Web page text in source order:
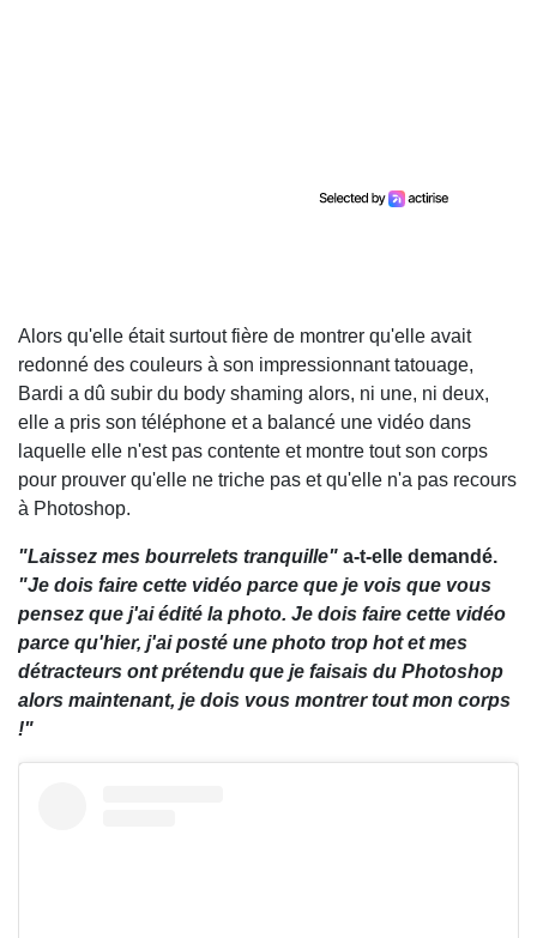
Alors qu'elle était surtout fière de montrer qu'elle avait
redonné des couleurs à son impressionnant tatouage,
Bardi a dû subir du body shaming alors, ni une, ni deux,
elle a pris son téléphone et a balancé une vidéo dans
laquelle elle n'est pas contente et montre tout son corps
pour prouver qu'elle ne triche pas et qu'elle n'a pas recours
à Photoshop.
"Laissez mes bourrelets tranquille" a-t-elle demandé.
"Je dois faire cette vidéo parce que je vois que vous
pensez que j'ai édité la photo. Je dois faire cette vidéo
parce qu'hier, j'ai posté une photo trop hot et mes
détracteurs ont prétendu que je faisais du Photoshop
alors maintenant, je dois vous montrer tout mon corps
!"